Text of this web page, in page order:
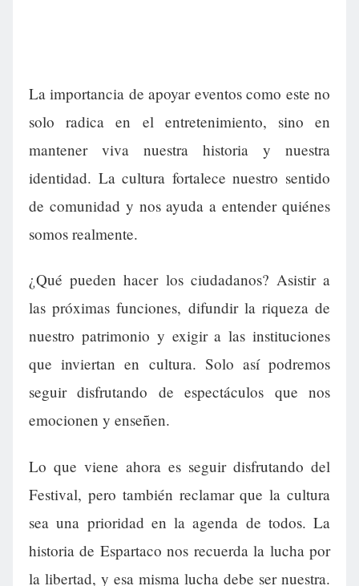
La importancia de apoyar eventos como este no
solo radica en el entretenimiento, sino en
mantener viva nuestra historia y nuestra
identidad. La cultura fortalece nuestro sentido
de comunidad y nos ayuda a entender quiénes
somos realmente.
¿Qué pueden hacer los ciudadanos? Asistir a
las próximas funciones, difundir la riqueza de
nuestro patrimonio y exigir a las instituciones
que inviertan en cultura. Solo así podremos
seguir disfrutando de espectáculos que nos
emocionen y enseñen.
Lo que viene ahora es seguir disfrutando del
Festival, pero también reclamar que la cultura
sea una prioridad en la agenda de todos. La
historia de Espartaco nos recuerda la lucha por
la libertad, y esa misma lucha debe ser nuestra.